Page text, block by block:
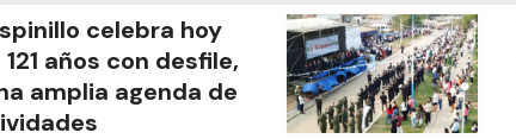
celebra hoy
años con desfile,
amplia agenda de